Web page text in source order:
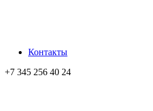
Контакты
+7 345 256 40 24